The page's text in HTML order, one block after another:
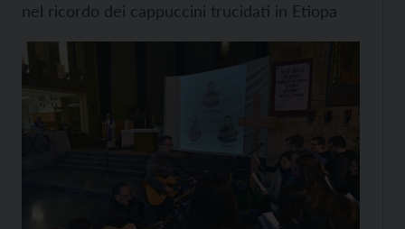
nel ricordo dei cappuccini trucidati in Etiopa